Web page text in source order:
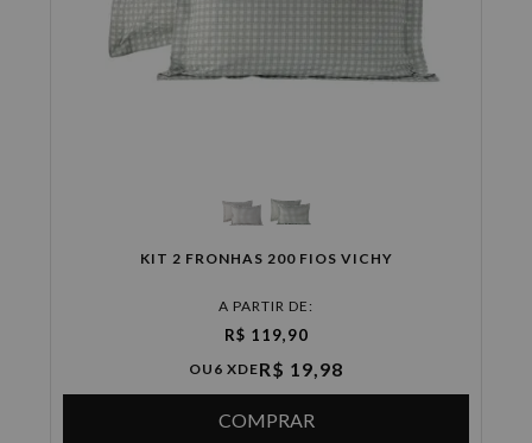
KIT 2 FRONHAS 200 FIOS VICHY
A PARTIR DE:
R$ 119,90
OU 6 XDER$ 19,98
COMPRAR